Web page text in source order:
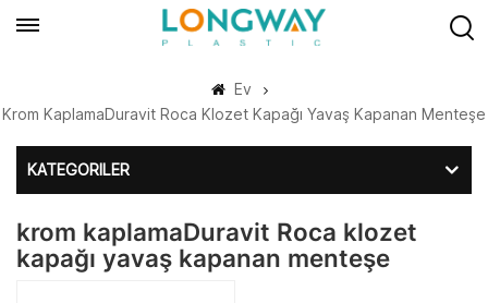
Ev
Krom KaplamaDuravit Roca Klozet Kapağı Yavaş Kapanan Menteşe
KATEGORILER
krom kaplamaDuravit Roca klozet
kapağı yavaş kapanan menteşe